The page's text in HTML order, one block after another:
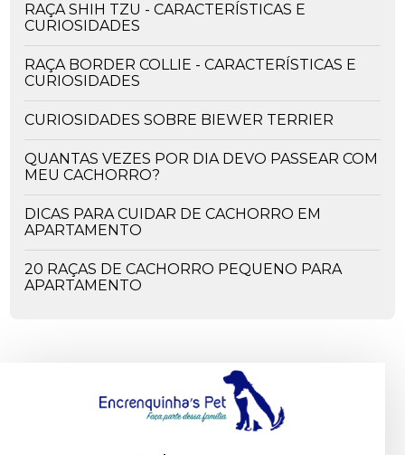
RAÇA SHIH TZU - CARACTERÍSTICAS E
CURIOSIDADES
RAÇA BORDER COLLIE - CARACTERÍSTICAS E
CURIOSIDADES
CURIOSIDADES SOBRE BIEWER TERRIER
QUANTAS VEZES POR DIA DEVO PASSEAR COM
MEU CACHORRO?
DICAS PARA CUIDAR DE CACHORRO EM
APARTAMENTO
20 RAÇAS DE CACHORRO PEQUENO PARA
APARTAMENTO